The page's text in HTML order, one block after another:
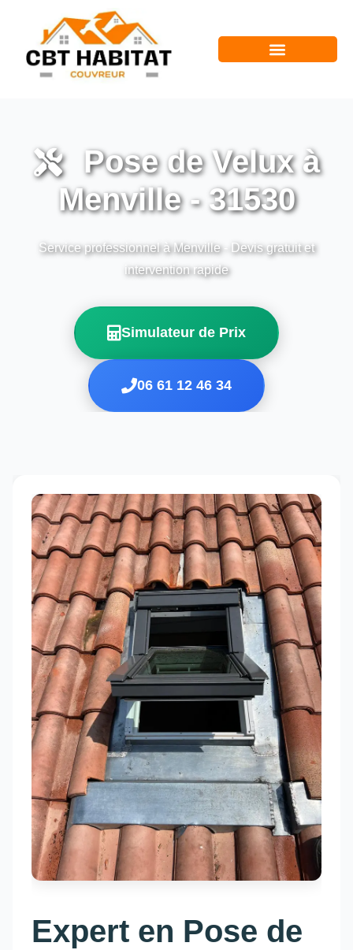
Pose de Velux à
Menville - 31530
Service professionnel à Menville - Devis gratuit et
intervention rapide
Simulateur de Prix
06 61 12 46 34
Expert en Pose de